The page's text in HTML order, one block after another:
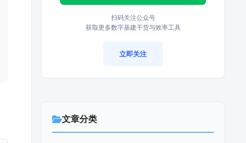
扫码关注公众号
获取更多数字基建干货与效率工具
立即关注
文章分类